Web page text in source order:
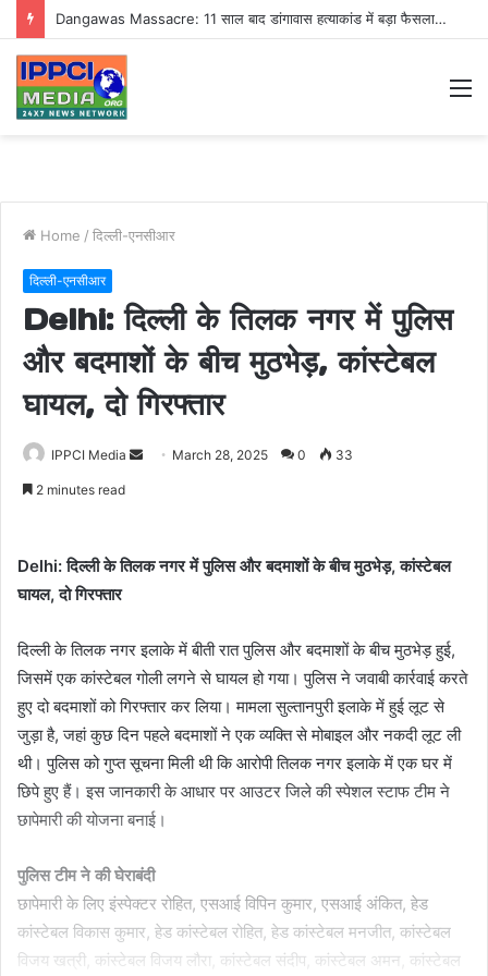
Dangawas Massacre: 11 साल बाद डांगावास हत्याकांड में बड़ा फैसला, एससी-एसटी कोर्ट ने सभी 40 आरोपियों को किया बाइज्जत बरी
Home / दिल्ली-एनसीआर
दिल्ली-एनसीआर
Delhi: दिल्ली के तिलक नगर में पुलिस
और बदमाशों के बीच मुठभेड़, कांस्टेबल
घायल, दो गिरफ्तार
IPPCI Media
Send March 28, 2025 0 33
2 minutes read
Delhi: दिल्ली के तिलक नगर में पुलिस और बदमाशों के बीच मुठभेड़, कांस्टेबल
घायल, दो गिरफ्तार
दिल्ली के तिलक नगर इलाके में बीती रात पुलिस और बदमाशों के बीच मुठभेड़ हुई,
जिसमें एक कांस्टेबल गोली लगने से घायल हो गया। पुलिस ने जवाबी कार्रवाई करते
हुए दो बदमाशों को गिरफ्तार कर लिया। मामला सुल्तानपुरी इलाके में हुई लूट से
जुड़ा है, जहां कुछ दिन पहले बदमाशों ने एक व्यक्ति से मोबाइल और नकदी लूट ली
थी। पुलिस को गुप्त सूचना मिली थी कि आरोपी तिलक नगर इलाके में एक घर में
छिपे हुए हैं। इस जानकारी के आधार पर आउटर जिले की स्पेशल स्टाफ टीम ने
छापेमारी की योजना बनाई।
पुलिस टीम ने की घेराबंदी
छापेमारी के लिए इंस्पेक्टर रोहित, एसआई विपिन कुमार, एसआई अंकित, हेड
कांस्टेबल विकास कुमार, हेड कांस्टेबल रोहित, हेड कांस्टेबल मनजीत, कांस्टेबल
विजय खत्री, कांस्टेबल विजय लौरा, कांस्टेबल संदीप, कांस्टेबल अमन, कांस्टेबल